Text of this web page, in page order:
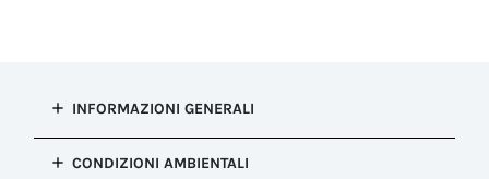
INFORMAZIONI GENERALI
installazione
CONDIZIONI AMBIENTALI